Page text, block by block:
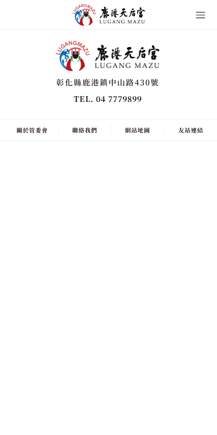
彰化縣鹿港鎮中山路430號
TEL. 04 7779899
關於管委會 聯絡我們 網站地圖 友站連結